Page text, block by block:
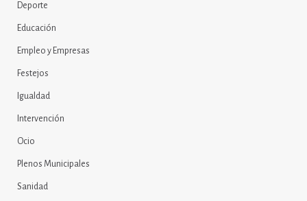
Deporte
Educación
Empleo y Empresas
Festejos
Igualdad
Intervención
Ocio
Plenos Municipales
Sanidad